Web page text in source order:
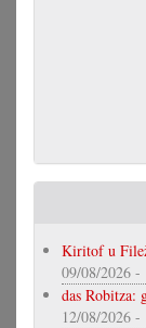
Kiritof u
09/08/2026 -
das Robitza:
12/08/2026 -